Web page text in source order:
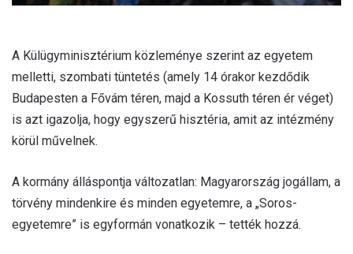
A Külügyminisztérium közleménye szerint az egyetem
melletti, szombati tüntetés (amely 14 órakor kezdődik
Budapesten a Fővám téren, majd a Kossuth téren ér véget)
is azt igazolja, hogy egyszerű hisztéria, amit az intézmény
körül művelnek.
A kormány álláspontja változatlan: Magyarország jogállam, a
törvény mindenkire és minden egyetemre, a „Soros-
egyetemre” is egyformán vonatkozik – tették hozzá.